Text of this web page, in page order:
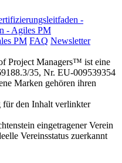
-
- Agiles PM
PM FAQ Newsletter
Project Managers™ ist eine
35, Nr. EU-009539354
Marken gehören ihren
den Inhalt verlinkter
eingetragener Verein
Vereinsstatus zuerkannt